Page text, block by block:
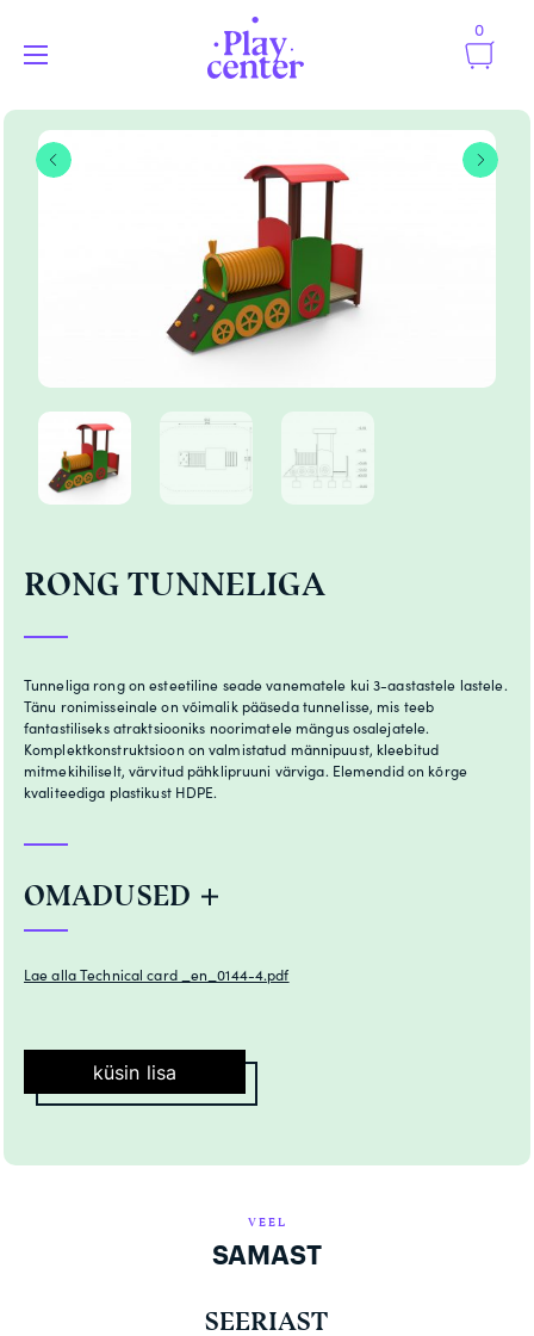
0
RONG TUNNELIGA
Tunneliga rong on esteetiline seade vanematele kui 3-aastastele lastele.
Tänu ronimisseinale on võimalik pääseda tunnelisse, mis teeb
fantastiliseks atraktsiooniks noorimatele mängus osalejatele.
Komplektkonstruktsioon on valmistatud männipuust, kleebitud
mitmekihiliselt, värvitud pähklipruuni värviga. Elemendid on kõrge
kvaliteediga plastikust HDPE.
OMADUSED
Lae alla Technical card _en_0144-4.pdf
küsin lisa
VEEL
SAMAST
SEERIAST